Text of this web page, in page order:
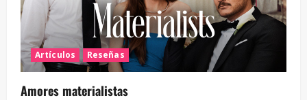
Artículos Reseñas
Amores materialistas